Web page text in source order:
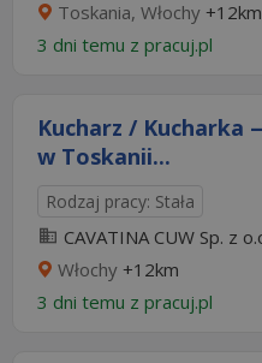
Toskania, Włochy +12km
3 dni temu z pracuj.pl
Kucharz /
w Toskanii...
Rodzaj pracy: Stała
CAVATINA CUW Sp. z
Włochy +12km
3 dni temu z pracuj.pl